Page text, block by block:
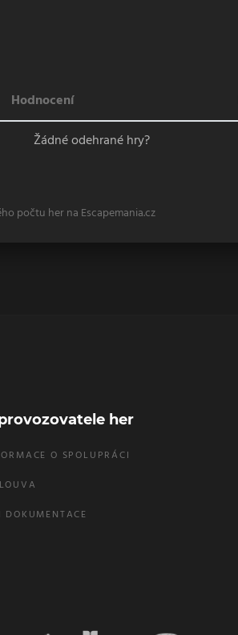
Hodnocení
Žádné odehrané hry?
počtu her na Escapemania.cz
her
O SPOLUPRÁCI
DOKUMENTACE